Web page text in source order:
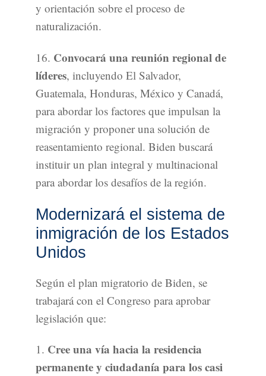
y orientación sobre el proceso de
naturalización.
16. Convocará una reunión regional de
líderes, incluyendo El Salvador,
Guatemala, Honduras, México y Canadá,
para abordar los factores que impulsan la
migración y proponer una solución de
reasentamiento regional. Biden buscará
instituir un plan integral y multinacional
para abordar los desafíos de la región.
Modernizará el sistema de
inmigración de los Estados
Unidos
Según el plan migratorio de Biden, se
trabajará con el Congreso para aprobar
legislación que:
1. Cree una vía hacia la residencia
permanente y ciudadanía para los casi